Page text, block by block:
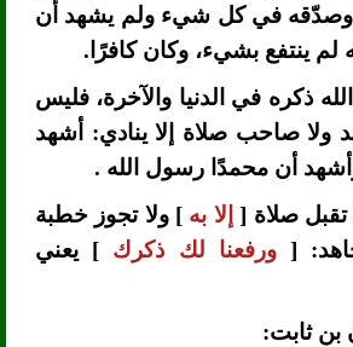
وصدّقه في كل شيء ولم يشهد أن
ينتفع بشيء، وكان كافرًا.
ذكره في الدنيا والآخرة، فليس
صاحب صلاة إلا ينادي: أشهد
وأشهد أن محمدًا رسول الله .
صلاة [إلا به ] ولا تجوز خطبة
[ورفعنا لك ذكرك ] يعني
بن ثابت: